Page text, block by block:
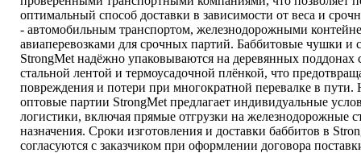
оптимальный способ доставки в зависимости от веса и
- автомобильным транспортом, железнодорожными
авиаперевозками для срочных партий. Баббитовые чушки и
StrongMet надёжно упаковываются на деревянных поддонах
стальной лентой и термоусадочной плёнкой, что
повреждения и потери при многократной перевалке в
оптовые партии StrongMet предлагает индивидуальные
логистики, включая прямые отгрузки на железнодорожные
назначения. Сроки изготовления и доставки баббитов в
согласуются с заказчиком при оформлении договора